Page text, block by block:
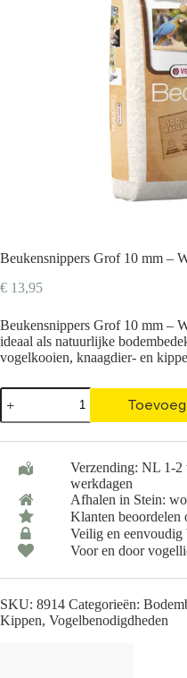
Beukensnippers Grof 10 mm –
€ 13,95
Beukensnippers Grof 10 mm –
ideaal als natuurlijke
vogelkooien, knaagdier- en
Beukensnippers
Grof
10
mm
Wood
Kilo
aantal
Verzending: NL 1-2
werkdagen
Afhalen in Stein:
Klanten beoordelen
Veilig en eenvoudig
Voor en door
SKU: 8914 Categorieën:
Kippen, Vogelbenodigdheden